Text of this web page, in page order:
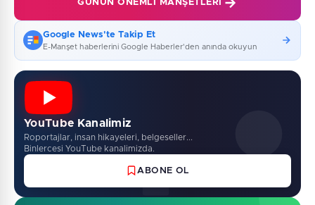
GÜNÜN ÖNEMLI MANŞETLERI
Google News'te Takip Et
E-Manşet haberlerini Google Haberler'den anında okuyun
YouTube Kanalimiz
Roportajlar, insan hikayeleri, belgeseller...
Binlercesi YouTube kanalimizda.
ABONE OL